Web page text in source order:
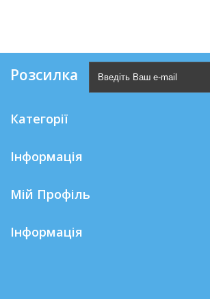
Розсилка
Категорії
Інформація
Мій Профіль
Iнформація